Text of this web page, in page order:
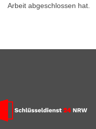
Arbeit abgeschlossen hat.